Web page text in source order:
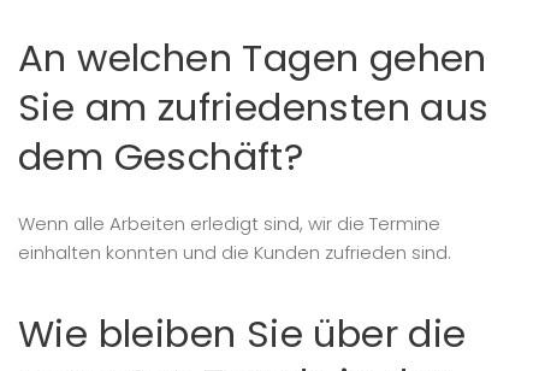
An welchen Tagen gehen
Sie am zufriedensten aus
dem Geschäft?
Wenn alle Arbeiten erledigt sind, wir die Termine
einhalten konnten und die Kunden zufrieden sind.
Wie bleiben Sie über die